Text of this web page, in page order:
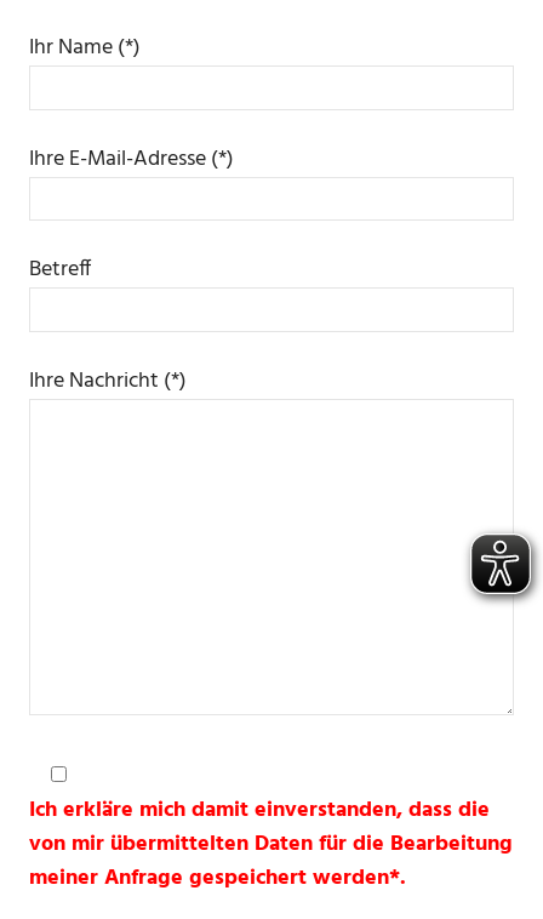
Ihr Name (*)
Ihre E-Mail-Adresse (*)
Betreff
Ihre Nachricht (*)
Ich erkläre mich damit einverstanden, dass die
von mir übermittelten Daten für die Bearbeitung
meiner Anfrage gespeichert werden*.